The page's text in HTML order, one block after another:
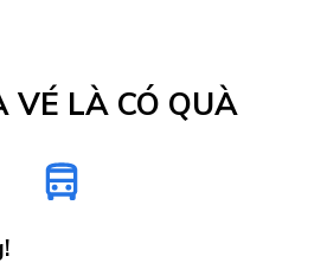
VÉ LÀ CÓ QUÀ